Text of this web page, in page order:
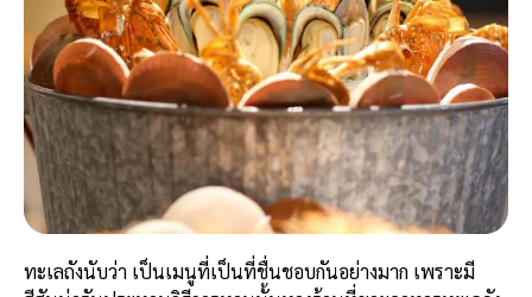
ทะเลถังนับว่า เป็นเมนูที่เป็นที่ชื่นชอบกันอย่างมาก เพราะมี